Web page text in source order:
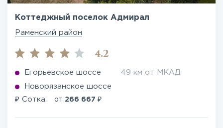
Коттеджный поселок Адмирал
Раменский район
4.2
Егорьевское шоссе 49 км от МКАД
Новорязанское шоссе
₽ Сотка: от 266 667 ₽